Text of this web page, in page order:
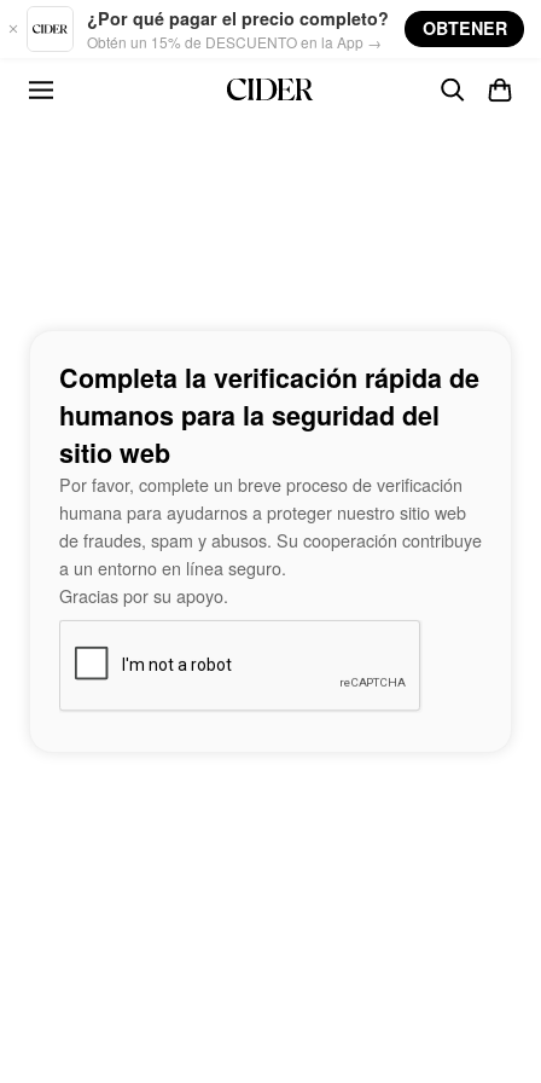
Skip to main content
¿Por qué pagar el precio completo?
Obtén un 15% de DESCUENTO en la App →
OBTENER
Completa la verificación rápida de
humanos para la seguridad del
sitio web
Por favor, complete un breve proceso de verificación
humana para ayudarnos a proteger nuestro sitio web
de fraudes, spam y abusos. Su cooperación contribuye
a un entorno en línea seguro.
Gracias por su apoyo.